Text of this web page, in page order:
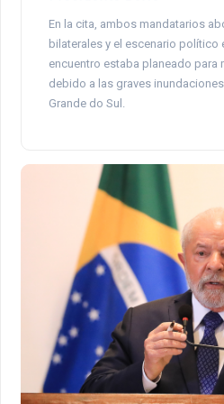
En la cita, ambos mandatarios
bilaterales y el escenario político
encuentro estaba planeado para
debido a las graves
Grande do Sul.